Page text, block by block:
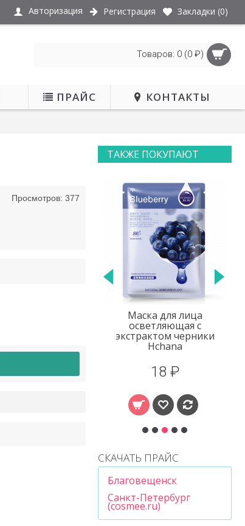
Авторизация Регистрация Закладки (0)
Товаров: 0 (0 ₽)
ПРАЙС КОНТАКТЫ
ТАКЖЕ ПОКУПАЮТ
69 ₽
Маска для лица
осветляющая с
экстрактом черники
Hchana
18 ₽
СКАЧАТЬ ПРАЙС
Благовещенск
Санкт-Петербург
(cosmee.ru)
Просмотров: 377